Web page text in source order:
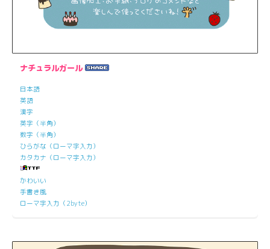
ナチュラルガール
日本語
英語
漢字
英字（半角）
数字（半角）
ひらがな（ローマ字入力）
カタカナ（ローマ字入力）
かわいい
手書き風
ローマ字入力（2byte）